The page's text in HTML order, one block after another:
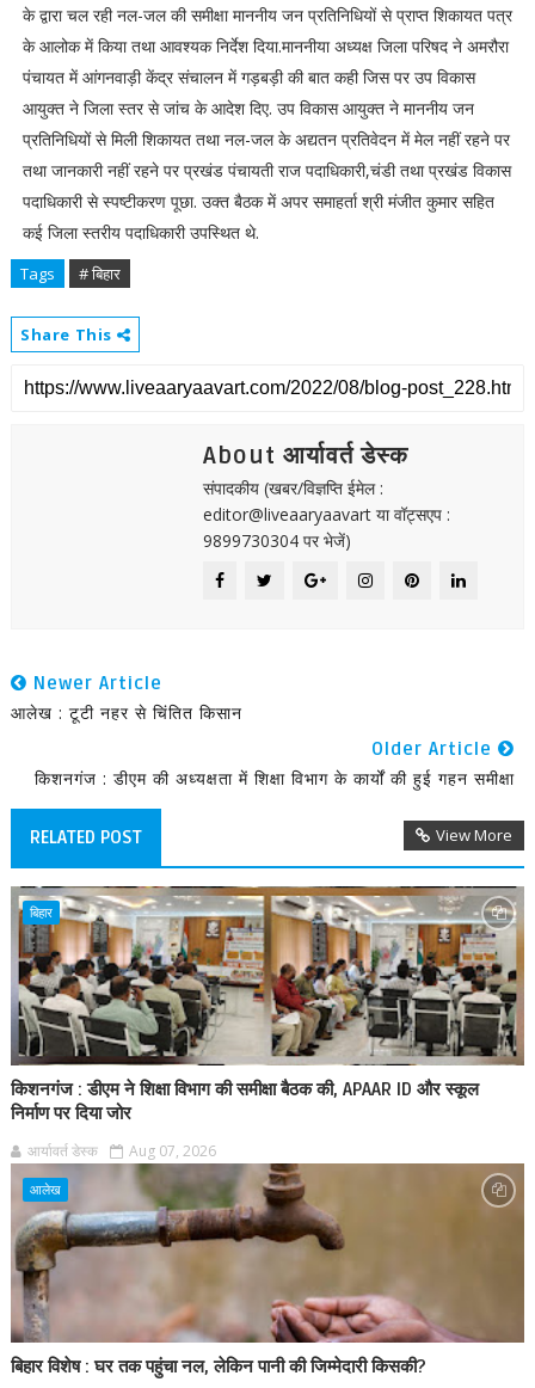
के द्वारा चल रही नल-जल की समीक्षा माननीय जन प्रतिनिधियों से प्राप्त शिकायत पत्र
के आलोक में किया तथा आवश्यक निर्देश दिया.माननीया अध्यक्ष जिला परिषद ने अमरौरा
पंचायत में आंगनवाड़ी केंद्र संचालन में गड़बड़ी की बात कही जिस पर उप विकास
आयुक्त ने जिला स्तर से जांच के आदेश दिए. उप विकास आयुक्त ने माननीय जन
प्रतिनिधियों से मिली शिकायत तथा नल-जल के अद्यतन प्रतिवेदन में मेल नहीं रहने पर
तथा जानकारी नहीं रहने पर प्रखंड पंचायती राज पदाधिकारी,चंडी तथा प्रखंड विकास
पदाधिकारी से स्पष्टीकरण पूछा. उक्त बैठक में अपर समाहर्ता श्री मंजीत कुमार सहित
कई जिला स्तरीय पदाधिकारी उपस्थित थे.
Tags # बिहार
Share This
About आर्यावर्त डेस्क
संपादकीय (खबर/विज्ञप्ति ईमेल :
editor@liveaaryaavart या वॉट्सएप :
9899730304 पर भेजें)
Newer Article
आलेख : टूटी नहर से चिंतित किसान
Older Article
किशनगंज : डीएम की अध्यक्षता में शिक्षा विभाग के कार्यों की हुई गहन समीक्षा
RELATED POST View More
बिहार
किशनगंज : डीएम ने शिक्षा विभाग की समीक्षा बैठक की, APAAR ID और स्कूल
निर्माण पर दिया जोर
आर्यावर्त डेस्क Aug 07, 2026
आलेख
बिहार विशेष : घर तक पहुंचा नल, लेकिन पानी की जिम्मेदारी किसकी?